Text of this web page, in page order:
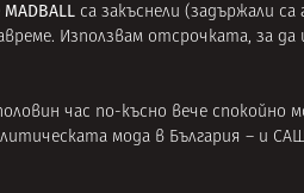
MADBALL са закъснели (задържали
Използвам отсрочката, за да
час по-късно вече спокойно
мода в България – и